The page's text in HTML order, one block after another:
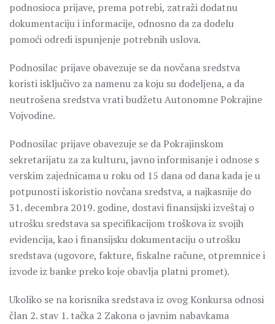
podnosioca prijave, prema potrebi, zatraži dodatnu
dokumentaciju i informacije, odnosno da za dodelu
pomoći odredi ispunjenje potrebnih uslova.
Podnosilac prijave obavezuje se da novčana sredstva
koristi isključivo za namenu za koju su dodeljena, a da
neutrošena sredstva vrati budžetu Autonomne Pokrajine
Vojvodine.
Podnosilac prijave obavezuje se da Pokrajinskom
sekretarijatu za za kulturu, javno informisanje i odnose s
verskim zajednicama u roku od 15 dana od dana kada je u
potpunosti iskoristio novčana sredstva, a najkasnije do
31. decembra 2019. godine, dostavi finansijski izveštaj o
utrošku sredstava sa specifikacijom troškova iz svojih
evidencija, kao i finansijsku dokumentaciju o utrošku
sredstava (ugovore, fakture, fiskalne račune, otpremnice i
izvode iz banke preko koje obavlja platni promet).
Ukoliko se na korisnika sredstava iz ovog Konkursa odnosi
član 2. stav 1. tačka 2 Zakona o javnim nabavkama